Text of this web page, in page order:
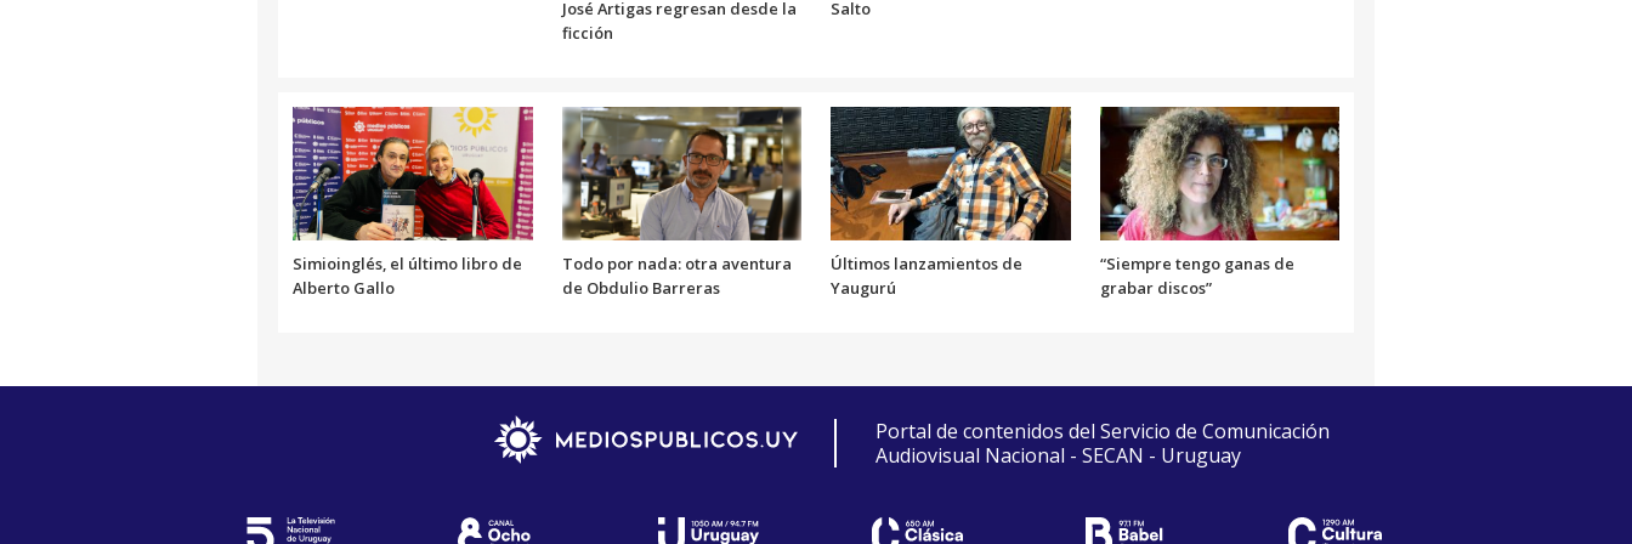
José Artigas regresan desde la
ficción
Salto
Simioinglés, el último libro de
Alberto Gallo
Todo por nada: otra aventura
de Obdulio Barreras
Últimos lanzamientos de
Yaugurú
“Siempre tengo ganas de
grabar discos”
Portal de contenidos del Servicio de Comunicación
Audiovisual Nacional - SECAN - Uruguay